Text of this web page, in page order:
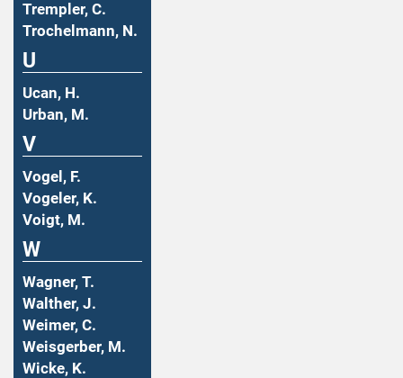
Trempler, C.
Trochelmann, N.
U
Ucan, H.
Urban, M.
V
Vogel, F.
Vogeler, K.
Voigt, M.
W
Wagner, T.
Walther, J.
Weimer, C.
Weisgerber, M.
Wicke, K.